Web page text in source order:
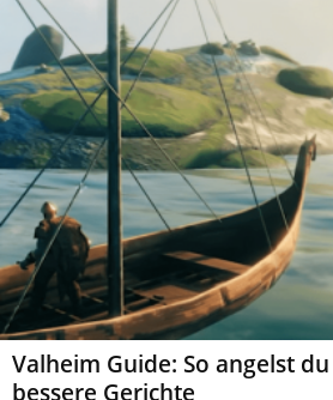
Valheim Guide: So angelst
bessere Gerichte